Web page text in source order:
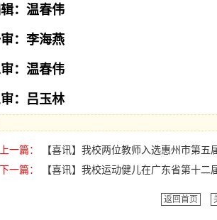
：温春伟
：李海燕
：温春伟
：吕玉林
上一篇：
【喜讯】我校两位教师入选惠州市第五
下一篇：
【喜讯】我校运动健儿在广东省第十
返回首页